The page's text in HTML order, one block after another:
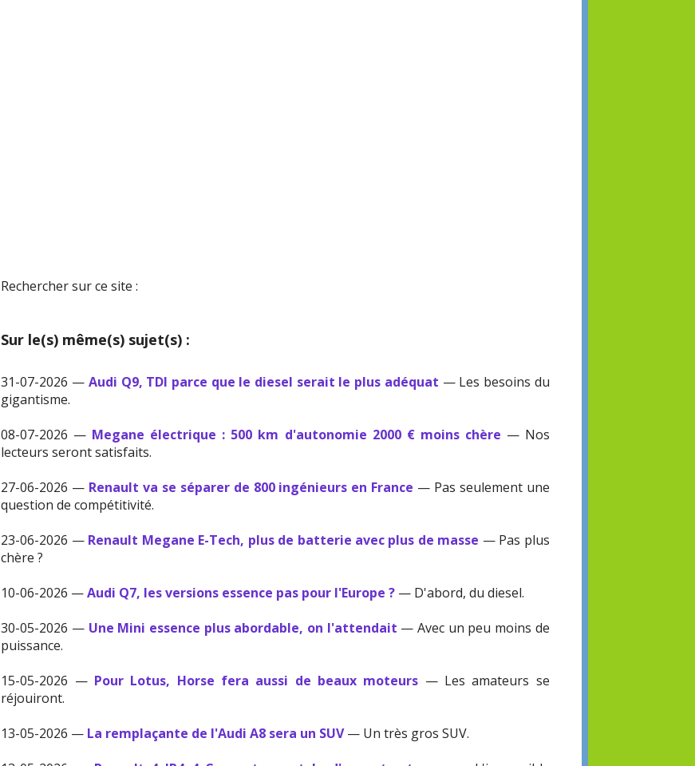
Rechercher sur ce site :
Sur le(s) même(s) sujet(s) :
31-07-2026 — Audi Q9, TDI parce que le diesel serait le plus adéquat — Les besoins du
gigantisme.
08-07-2026 — Megane électrique : 500 km d'autonomie 2000 € moins chère — Nos
lecteurs seront satisfaits.
27-06-2026 — Renault va se séparer de 800 ingénieurs en France — Pas seulement une
question de compétitivité.
23-06-2026 — Renault Megane E-Tech, plus de batterie avec plus de masse — Pas plus
chère ?
10-06-2026 —Audi Q7, les versions essence pas pour l'Europe ? — D'abord, du diesel.
30-05-2026 — Une Mini essence plus abordable, on l'attendait — Avec un peu moins de
puissance.
15-05-2026 — Pour Lotus, Horse fera aussi de beaux moteurs — Les amateurs se
réjouiront.
13-05-2026 — La remplaçante de l'Audi A8 sera un SUV— Un très gros SUV.